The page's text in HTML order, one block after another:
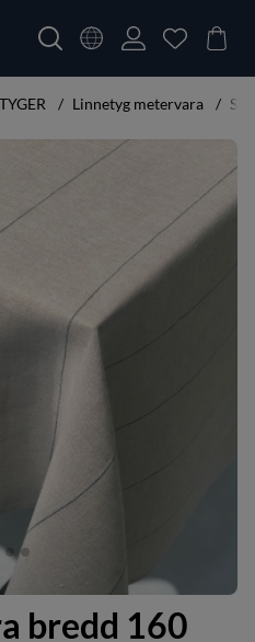
Linnetyg metervara
160 cm
bredd 160